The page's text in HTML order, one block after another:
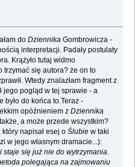
doDziennikaGombrowicza -
interpretacji. Padały postulaty
Krążyło tutaj widmo
trzymać się autora? że on to
Wtedy znalazłam fragment z
jego pogląd w tej sprawie - a
było do końca to.Teraz -
opóźnieniem zDziennika
a może przede wszystkim?
napisał esej oŚlubie w taki
w jego własnym dramacie...):
się już nie do wytrzymania.
polegająca na zajmowaniu